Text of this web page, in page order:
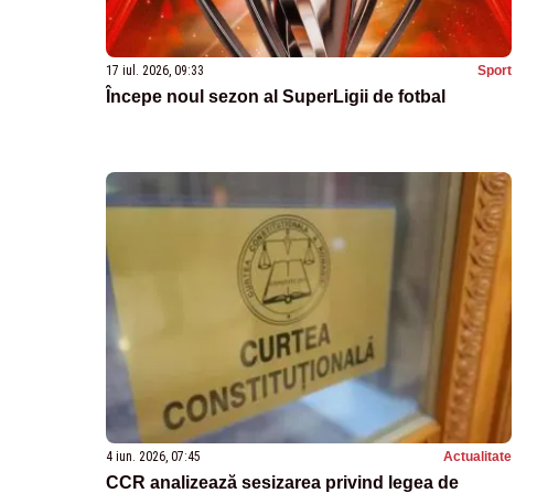
17 iul. 2026, 09:33 Sport
Începe noul sezon al SuperLigii de fotbal
4 iun. 2026, 07:45 Actualitate
CCR analizează sesizarea privind legea de